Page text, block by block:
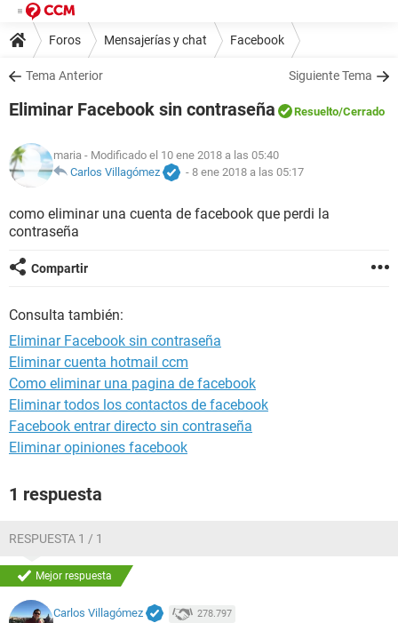
Foros Mensajerías y chat Facebook
Tema Anterior Siguiente Tema
Eliminar Facebook sin contraseña Resuelto/Cerrado
maria - Modificado el 10 ene 2018 a las 05:40
Carlos Villagómez
- 8 ene 2018 a las 05:17
como eliminar una cuenta de facebook que perdi la
contraseña
Compartir
Consulta también:
Eliminar Facebook sin contraseña
Eliminar cuenta hotmail ccm
Como eliminar una pagina de facebook
Eliminar todos los contactos de facebook
Facebook entrar directo sin contraseña
Eliminar opiniones facebook
1 respuesta
RESPUESTA 1 / 1
Mejor respuesta
Carlos Villagómez 278.797